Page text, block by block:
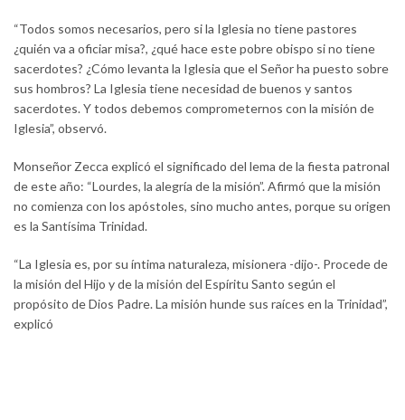
“Todos somos necesarios, pero si la Iglesia no tiene pastores
¿quién va a oficiar misa?, ¿qué hace este pobre obispo si no tiene
sacerdotes? ¿Cómo levanta la Iglesia que el Señor ha puesto sobre
sus hombros? La Iglesia tiene necesidad de buenos y santos
sacerdotes. Y todos debemos comprometernos con la misión de
Iglesia”, observó.
Monseñor Zecca explicó el significado del lema de la fiesta patronal
de este año: “Lourdes, la alegría de la misión”. Afirmó que la misión
no comienza con los apóstoles, sino mucho antes, porque su origen
es la Santísima Trinidad.
“La Iglesia es, por su íntima naturaleza, misionera -dijo-. Procede de
la misión del Hijo y de la misión del Espíritu Santo según el
propósito de Dios Padre. La misión hunde sus raíces en la Trinidad”,
explicó